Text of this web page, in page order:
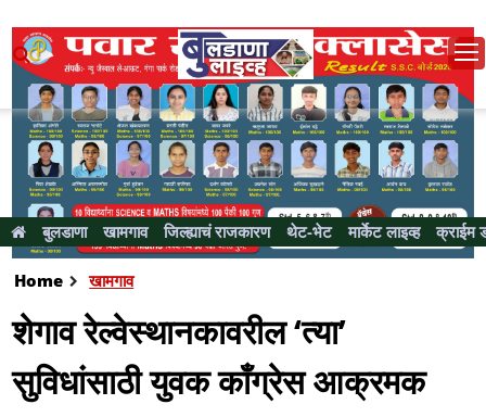
बुलडाणा खामगाव जिल्ह्याचं राजकारण थेट-भेट मार्केट लाइव्ह क्राईम
Home खामगाव
शेगाव रेल्‍वेस्‍थानकावरील ‘त्‍या’
सुविधांसाठी युवक काँग्रेस आक्रमक